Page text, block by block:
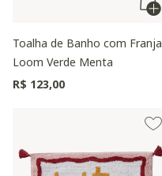
Toalha de Banho com Franja
Loom Verde Menta
R$ 123,00